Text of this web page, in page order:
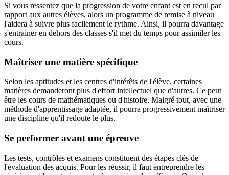
Si vous ressentez que la progression de votre enfant est en recul par
rapport aux autres élèves, alors un programme de remise à niveau
l'aidera à suivre plus facilement le rythme. Ainsi, il pourra davantage
s'entrainer en dehors des classes s'il met du temps pour assimiler les
cours.
Maîtriser une matière spécifique
Selon les aptitudes et les centres d'intérêts de l'élève, certaines
matières demanderont plus d'effort intellectuel que d'autres. Ce peut
être les cours de mathématiques ou d'histoire. Malgré tout, avec une
méthode d'apprentissage adaptée, il pourra progressivement maîtriser
une discipline qu'il redoute le plus.
Se performer avant une épreuve
Les tests, contrôles et examens constituent des étapes clés de
l'évaluation des acquis. Pour les réussir, il faut entreprendre les